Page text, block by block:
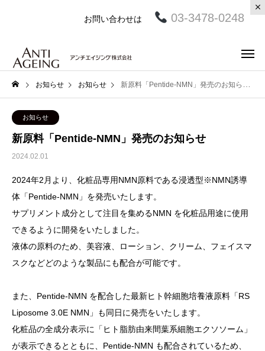
お問い合わせは 03-3478-0248
お知らせ お知らせ 新原料「Pentide-NMN」発売のお知らせ
お知らせ
新原料「Pentide-NMN」発売のお知らせ
2024.02.01
2024年2月より、化粧品専用NMN原料である浸透型※NMN誘導
体「Pentide-NMN」を発売いたします。
サプリメント成分として注目を集めるNMN を化粧品用途に使用
できるように開発をいたしました。
液体の原料のため、美容液、ローション、クリーム、フェイスマ
スクなどどのような製品にも配合が可能です。
また、Pentide-NMN を配合した最新ヒト幹細胞培養液原料「RS
Liposome 3.0E NMN」も同日に発売をいたします。
化粧品の全成分表示に「ヒト脂肪由来間葉系細胞エクソソーム」
が表示できるとともに、Pentide-NMN も配合されているため、